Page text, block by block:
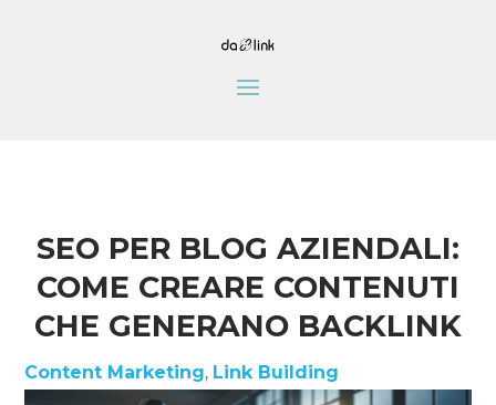
SEO PER BLOG AZIENDALI:
COME CREARE CONTENUTI
CHE GENERANO BACKLINK
Content Marketing, Link Building